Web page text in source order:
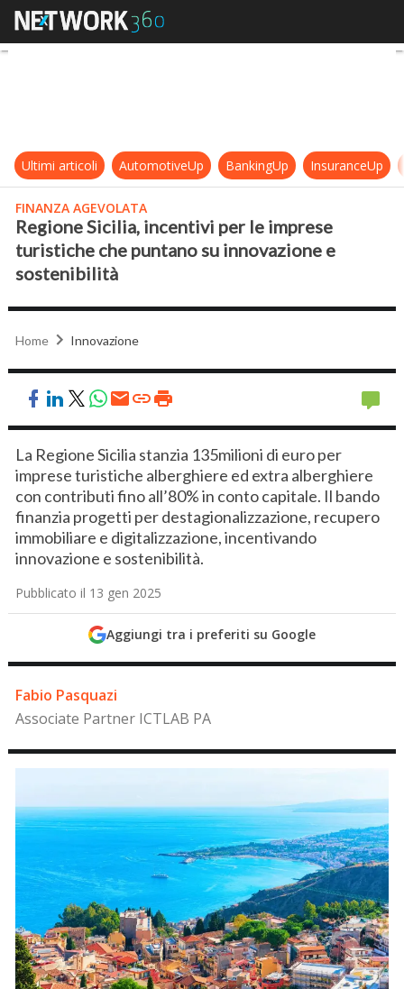
Regione Sicilia, incentivi per le
Ultimi articoli AutomotiveUp BankingUp InsuranceUp
FINANZA AGEVOLATA
Regione Sicilia, incentivi per le imprese
turistiche che puntano su innovazione e
sostenibilità
Home Innovazione
La Regione Sicilia stanzia 135milioni di euro per
imprese turistiche alberghiere ed extra alberghiere
con contributi fino all’80% in conto capitale. Il bando
finanzia progetti per destagionalizzazione, recupero
immobiliare e digitalizzazione, incentivando
innovazione e sostenibilità.
Pubblicato il 13 gen 2025
Aggiungi tra i preferiti su Google
Fabio Pasquazi
Associate Partner ICTLAB PA